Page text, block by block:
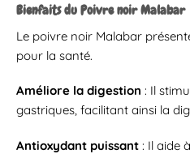
Bienfaits du Poivre noir Malabar
Le poivre noir Malabar
pour la santé.
Améliore la digestion : Il
gastriques, facilitant ainsi la
Antioxydant puissant : Il aide